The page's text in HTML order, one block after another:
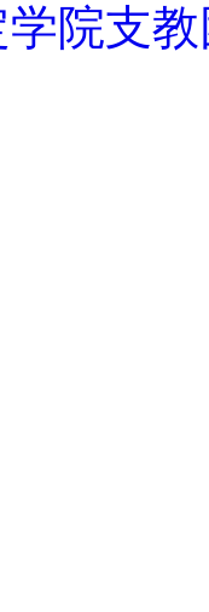
院支